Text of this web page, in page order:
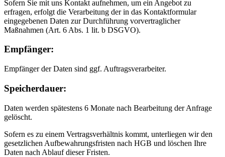
Sofern Sie mit uns Kontakt aufnehmen, um ein Angebot zu
erfragen, erfolgt die Verarbeitung der in das Kontaktformular
eingegebenen Daten zur Durchführung vorvertraglicher
Maßnahmen (Art. 6 Abs. 1 lit. b DSGVO).
Empfänger:
Empfänger der Daten sind ggf. Auftragsverarbeiter.
Speicherdauer:
Daten werden spätestens 6 Monate nach Bearbeitung der Anfrage
gelöscht.
Sofern es zu einem Vertragsverhältnis kommt, unterliegen wir den
gesetzlichen Aufbewahrungsfristen nach HGB und löschen Ihre
Daten nach Ablauf dieser Fristen.